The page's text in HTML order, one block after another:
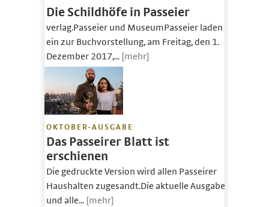
Die Schildhöfe in Passeier
verlag.Passeier und MuseumPasseier laden
ein zur Buchvorstellung, am Freitag, den 1.
Dezember 2017,... [mehr]
OKTOBER-AUSGABE
Das Passeirer Blatt ist
erschienen
Die gedruckte Version wird allen Passeirer
Haushalten zugesandt.Die aktuelle Ausgabe
und alle... [mehr]